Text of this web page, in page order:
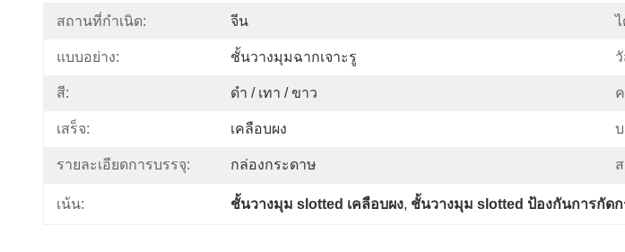
สถานที่กำเนิด: จีน
แบบอย่าง: ชั้นวางมุมฉากเจาะรู
สี: ดำ / เทา / ขาว
เสร็จ: เคลือบผง
รายละเอียดการบรรจุ: กล่องกระดาษ
เน้น: ชั้นวางมุม slotted เคลือบผง, ชั้นวางมุม slotted ป้องกันการกัด